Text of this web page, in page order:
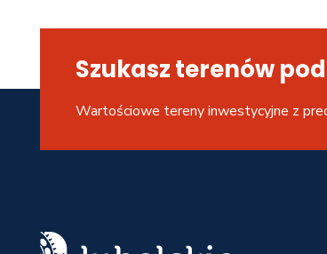
Szukasz terenów
Wartościowe tereny inwestycyjne z